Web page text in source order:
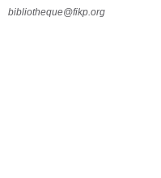
bibliotheque@fikp.org